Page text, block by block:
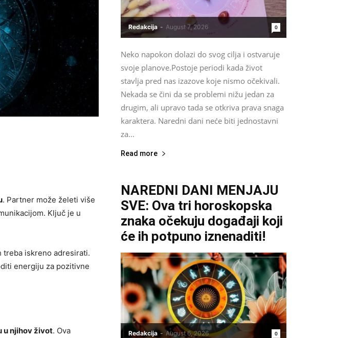
. Partner može želeti više
Ključ je u
treba iskreno adresirati.
energiju za pozitivne
u njihov život. Ova
Redakcija - August 7, 2026 0
Neko napokon dolazi do svog cilja i ostvaruje
svoje planove.Postoje periodi kada život
stavlja pred nas izazove koje nismo očekivali.
Nekada se čini da se problemi nižu jedan za
drugim, ali upravo tada se otkriva prava snaga
karaktera. Naredni dani neće biti jednostavni
za...
Read more
NAREDNI DANI MENJAJU
SVE: Ova tri horoskopska
znaka očekuju događaji koji
će ih potpuno iznenaditi!
Redakcija - August 6, 2026 0